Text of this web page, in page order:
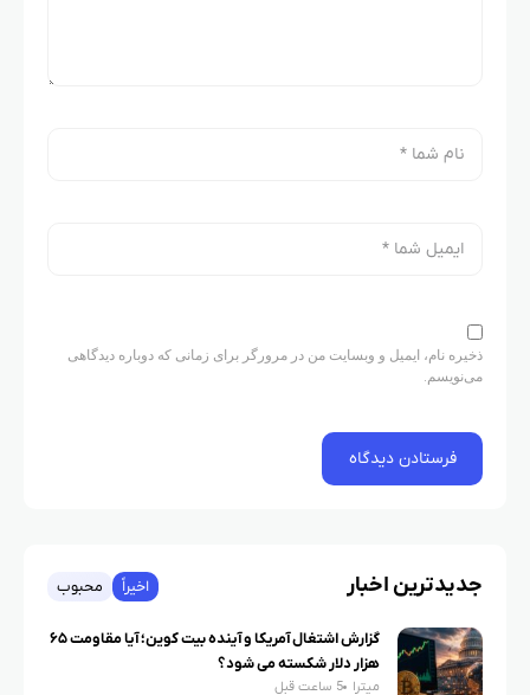
ذخیره نام، ایمیل و وبسایت من در مرورگر برای زمانی که دوباره دیدگاهی
می‌نویسم.
جدیدترین اخبار اخیراً محبوب
گزارش اشتغال آمریکا و آینده بیت کوین؛ آیا مقاومت ۶۵
هزار دلار شکسته می شود؟
میترا 5 ساعت قبل